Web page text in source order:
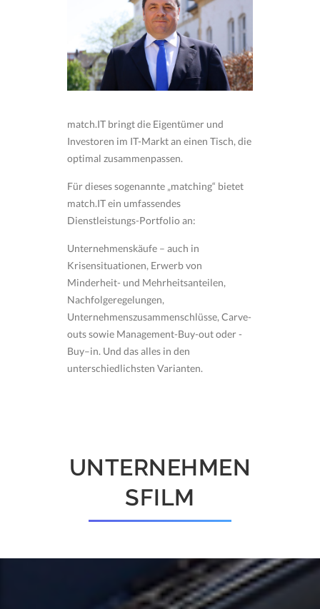
match.IT bringt die Eigentümer und
Investoren im IT-Markt an einen Tisch, die
optimal zusammenpassen.
Für dieses sogenannte „matching“ bietet
match.IT ein umfassendes
Dienstleistungs-Portfolio an:
Unternehmenskäufe – auch in
Krisensituationen, Erwerb von
Minderheit- und Mehrheitsanteilen,
Nachfolgeregelungen,
Unternehmenszusammenschlüsse, Carve-
outs sowie Management-Buy-out oder -
Buy–in. Und das alles in den
unterschiedlichsten Varianten.
UNTERNEHMEN
SFILM